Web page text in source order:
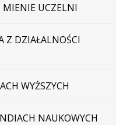
UCZELNI
Z DZIAŁALNOŚCI
WYŻSZYCH
NAUKOWYCH